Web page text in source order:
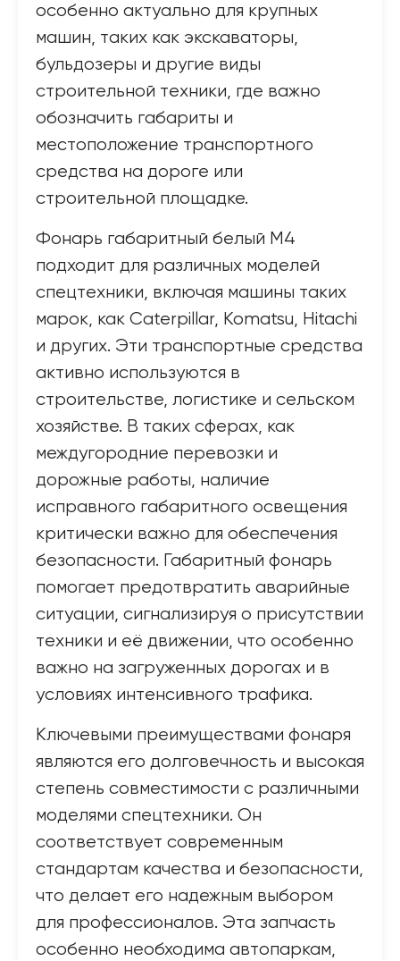
особенно актуально для крупных
машин, таких как экскаваторы,
бульдозеры и другие виды
строительной техники, где важно
обозначить габариты и
местоположение транспортного
средства на дороге или
строительной площадке.
Фонарь габаритный белый М4
подходит для различных моделей
спецтехники, включая машины таких
марок, как Caterpillar, Komatsu, Hitachi
и других. Эти транспортные средства
активно используются в
строительстве, логистике и сельском
хозяйстве. В таких сферах, как
междугородние перевозки и
дорожные работы, наличие
исправного габаритного освещения
критически важно для обеспечения
безопасности. Габаритный фонарь
помогает предотвратить аварийные
ситуации, сигнализируя о присутствии
техники и её движении, что особенно
важно на загруженных дорогах и в
условиях интенсивного трафика.
Ключевыми преимуществами фонаря
являются его долговечность и высокая
степень совместимости с различными
моделями спецтехники. Он
соответствует современным
стандартам качества и безопасности,
что делает его надежным выбором
для профессионалов. Эта запчасть
особенно необходима автопаркам,